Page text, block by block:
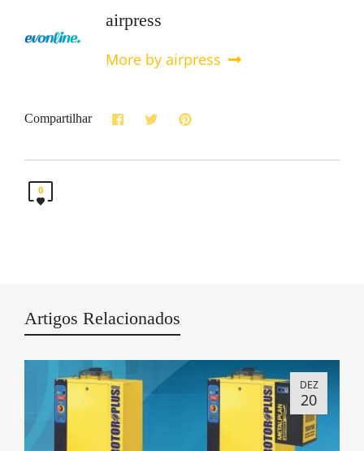
airpress
More by airpress
Compartilhar
0
Artigos Relacionados
DEZ
20